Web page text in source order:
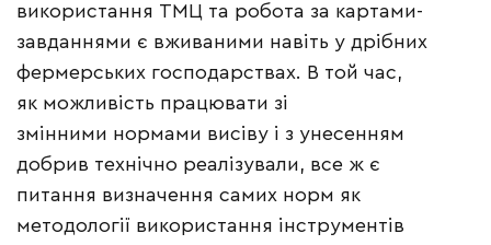
використання ТМЦ та робота за картами-
завданнями є вживаними навіть у дрібних
фермерських господарствах. В той час,
як можливість працювати зі
змінними нормами висіву і з унесенням
добрив технічно реалізували, все ж є
питання визначення самих норм як
методології використання інструментів